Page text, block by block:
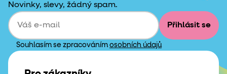
Novinky, slevy, žádný spam.
Přihlásit se
Souhlasím se zpracováním osobních údajů